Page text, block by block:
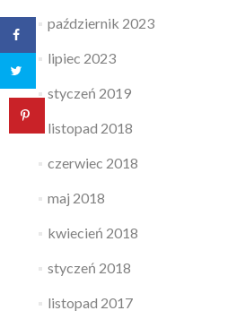
październik 2023
lipiec 2023
styczeń 2019
listopad 2018
czerwiec 2018
maj 2018
kwiecień 2018
styczeń 2018
listopad 2017